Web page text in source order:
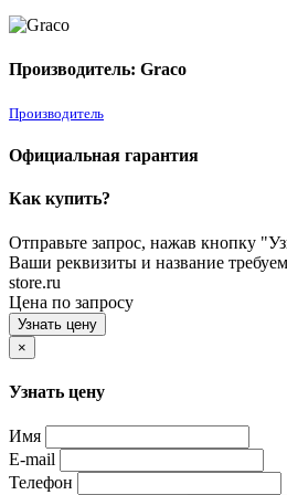
Производитель: Graco
Производитель
Официальная гарантия
Как купить?
Отправьте запрос, нажав кнопку
Ваши реквизиты и название
store.ru
Цена по запросу
Узнать цену
×
Узнать цену
Имя
E-mail
Телефон